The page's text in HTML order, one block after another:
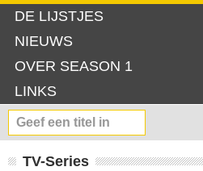
DE LIJSTJES
NIEUWS
OVER SEASON 1
LINKS
TV-Series